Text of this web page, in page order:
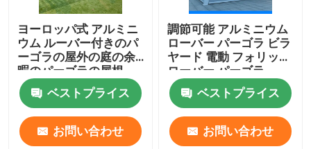
ヨーロッパ式 アルミニ
ウム ルーバー付きのパ
ーゴラの屋外の庭の余
暇のパーゴラの屋根
ベストプライス
お問い合わせ
調節可能 アルミニウム
ローバー パーゴラ ビラ
ヤード 電動 フォリップ
ローバー パーゴラ
ベストプライス
お問い合わせ